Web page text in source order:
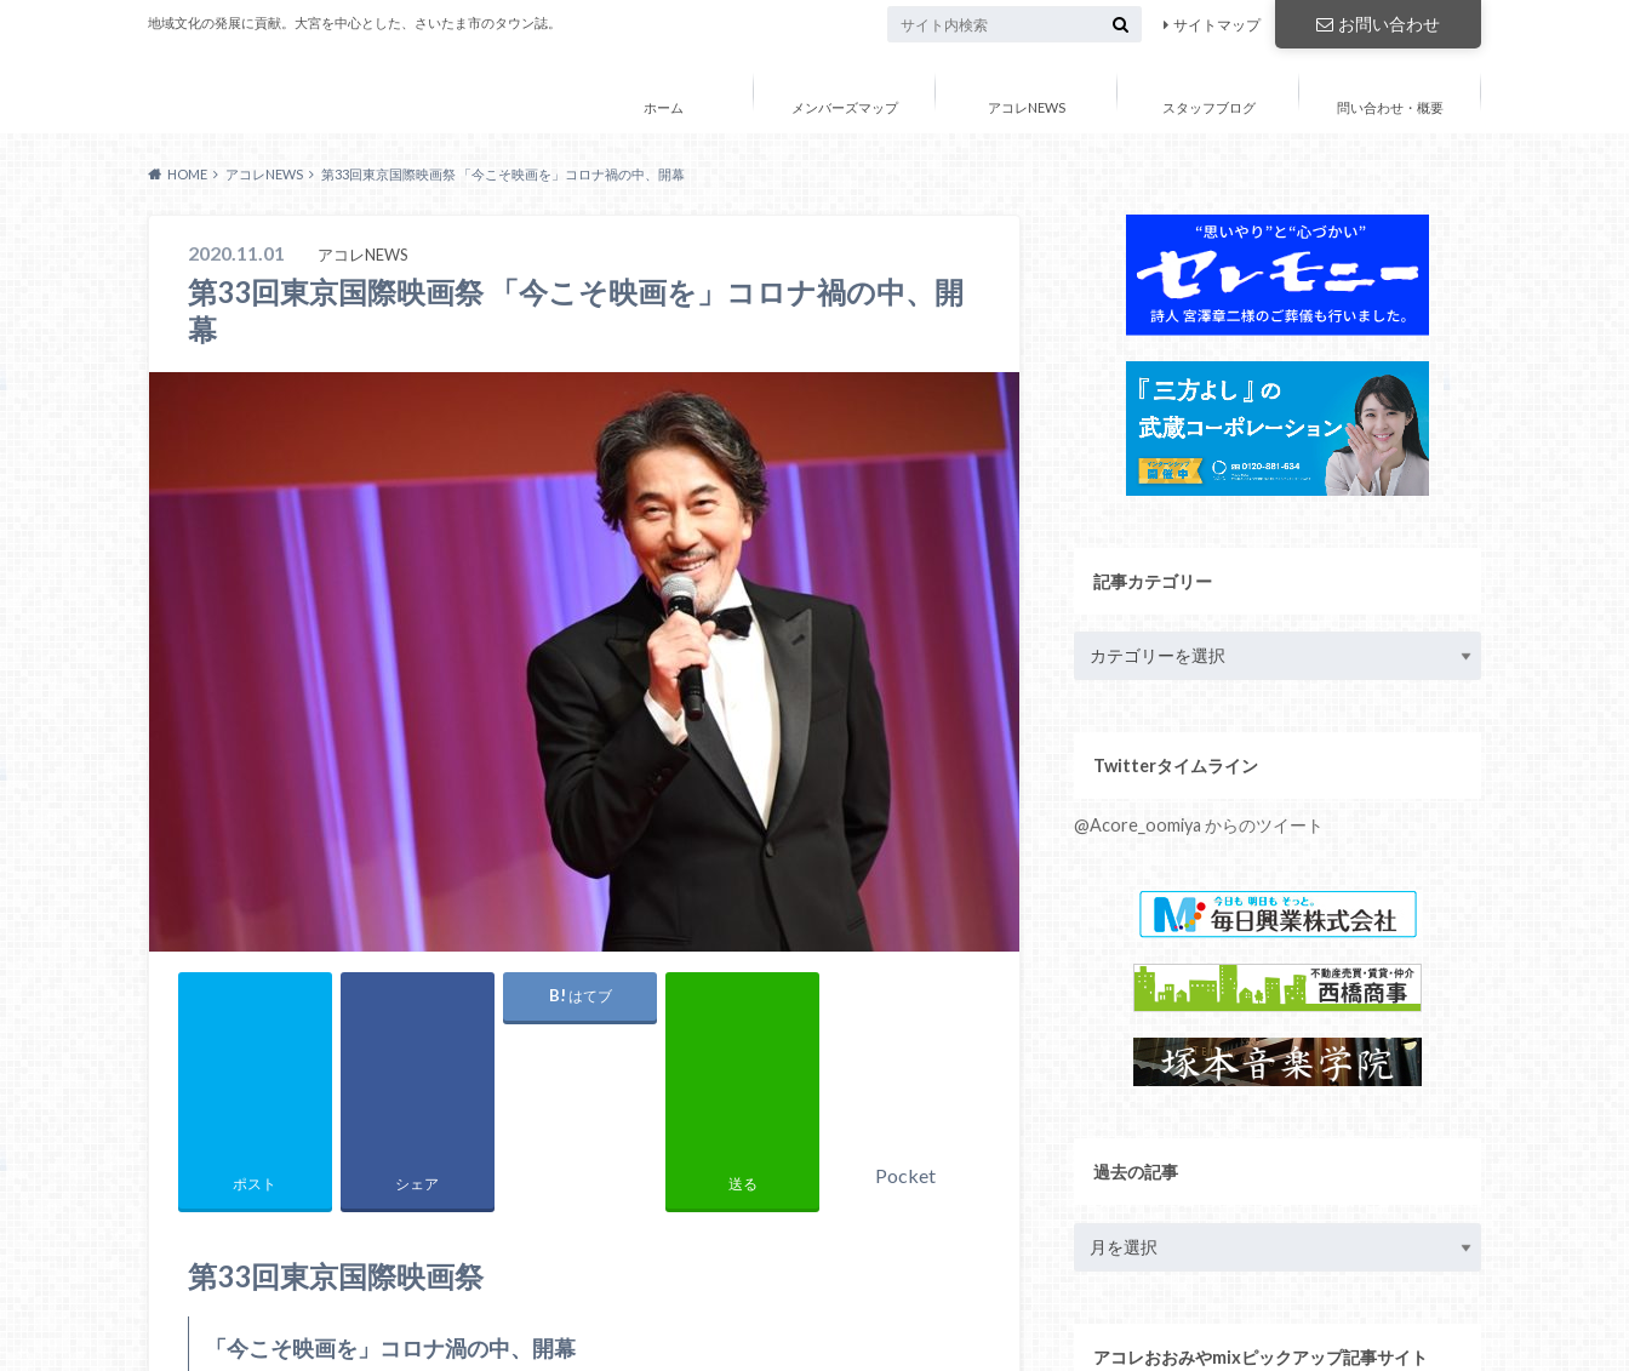
地域文化の発展に貢献。大宮を中心とした、さいたま市のタウン誌。 お問い合わせ
サイトマップ
ホーム メンバーズマップ アコレNEWS スタッフブログ 問い合わせ・概要
HOME アコレNEWS 第33回東京国際映画祭 「今こそ映画を」コロナ禍の中、開幕
2020.11.01 アコレNEWS
第33回東京国際映画祭 「今こそ映画を」コロナ禍の中、開
幕
ポスト シェア
はてブ
送る Pocket
第33回東京国際映画祭
「今こそ映画を」コロナ渦の中、開幕
記事カテゴリー
Twitterタイムライン
@Acore_oomiya からのツイート
過去の記事
アコレおおみやmixピックアップ記事サイト